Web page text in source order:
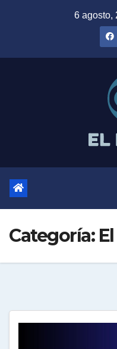
6 agosto,
Categoría: